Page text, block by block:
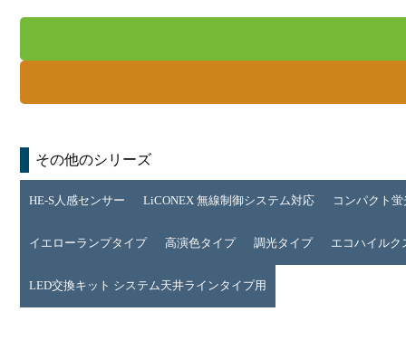
その他のシリーズ
HE-S人感センサー LiCONEX 無線制御システム対応 コンパクト
イエローランプタイプ 高演色タイプ 調光タイプ エコハイルク
LED交換キット システム天井ラインタイプ用